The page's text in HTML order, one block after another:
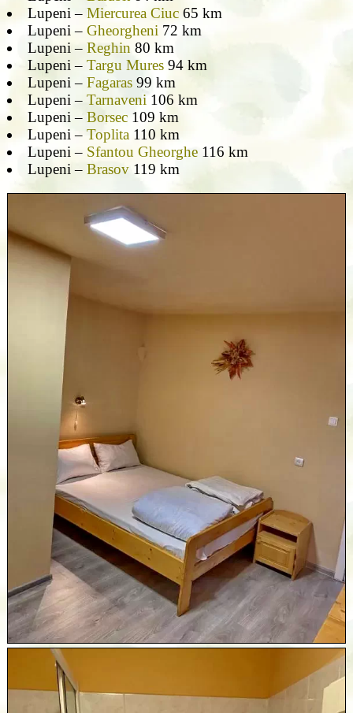
Lupeni – Miercurea Ciuc65 km
Lupeni – Gheorgheni 72 km
Lupeni – Reghin 80 km
Lupeni – Targu Mures94 km
Lupeni – Fagaras99 km
Lupeni – Tarnaveni 106 km
Lupeni – Borsec109 km
Lupeni – Toplita110 km
Lupeni – Sfantou Gheorghe116 km
Lupeni – Brasov119 km